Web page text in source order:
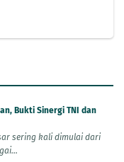
Bukti Sinergi TNI dan
sering kali dimulai dari